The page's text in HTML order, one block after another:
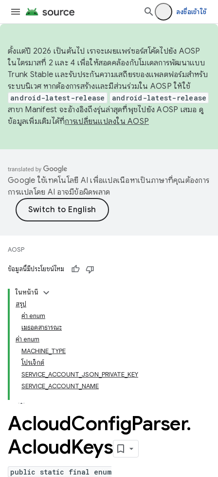
ลงชื่อเข้าใช้
ตั้งแต่ปี 2026 เป็นต้นไป เราจะเผยแพร่ซอร์สโค้ดไปยัง AOSP
ในไตรมาสที่ 2 และ 4 เพื่อให้สอดคล้องกับโมเดลการพัฒนาแบบ
Trunk Stable และรับประกันความเสถียรของแพลตฟอร์มสำหรับ
ระบบนิเวศ หากต้องการสร้างและมีส่วนร่วมใน AOSP ให้ใช้
android-latest-release android-latest-release
สาขา Manifest จะอ้างอิงถึงรุ่นล่าสุดที่พุชไปยัง AOSP เสมอ ดู
ข้อมูลเพิ่มเติมได้ที่การเปลี่ยนแปลงใน AOSP
Google ใช้เทคโนโลยี AI เพื่อแปลเนื้อหาเป็นภาษาที่คุณต้องการ
การแปลโดย AI อาจมีข้อผิดพลาด
AOSP
ข้อมูลนี้มีประโยชน์ไหม
ในหน้านี้
สรุป
ค่า enum
เมธอดสาธารณะ
ค่า enum
MACHINE_TYPE
โปรเจ็กต์
SERVICE_ACCOUNT_JSON_PRIVATE_KEY
SERVICE_ACCOUNT_NAME
AcloudConfigParser.
AcloudKeys
public static final enum